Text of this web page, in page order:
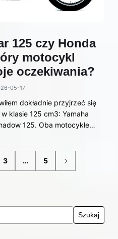
125 czy Honda
motocykl
oczekiwania?
05-17
dokładnie przyjrzeć się
klasie 125 cm3: Yamaha
125. Oba motocykle…
3 … 5